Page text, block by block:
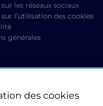
les réseaux sociaux
l’utilisation des cookies
générales
des cookies